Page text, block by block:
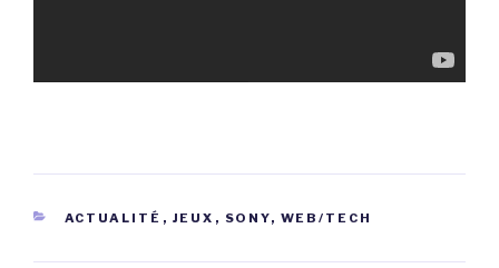
CATÉGORIES
ACTUALITÉ , JEUX , SONY, WEB/TECH